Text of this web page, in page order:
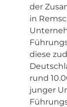
der
in
diese
rund
junger